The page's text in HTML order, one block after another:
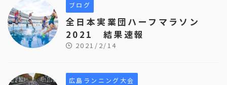
ブログ
全日本実業団ハーフマラソン
2021 結果速報
2021/2/14
広島ランニング大会